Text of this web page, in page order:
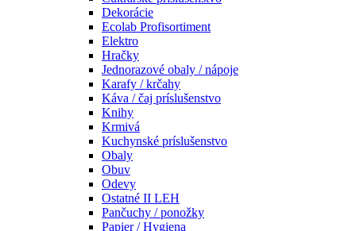
Dekorácie
Ecolab Profisortiment
Elektro
Hračky
Jednorazové obaly / nápoje
Karafy / krčahy
Káva / čaj príslušenstvo
Knihy
Krmivá
Kuchynské príslušenstvo
Obaly
Obuv
Odevy
Ostatné II LEH
Pančuchy / ponožky
Papier / Hygiena